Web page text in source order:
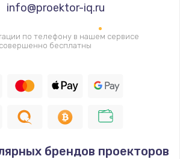
Ремонт кнопки
Заказать
Модернизация
1830 руб.
Заказать
Устранение ошибок
info@proektor-iq.ru
по телефону в нашем сервисе
совершенно бесплатны
брендов проекторов